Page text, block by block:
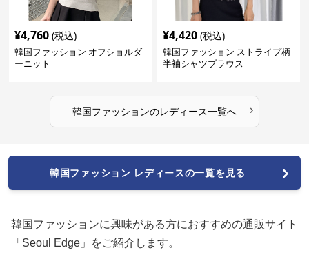
¥4,760 (税込)
韓国ファッション オフショルダ
ーニット
¥4,420 (税込)
韓国ファッション ストライプ柄
半袖シャツブラウス
韓国ファッションのレディース一覧へ ›
韓国ファッション レディースの一覧を見る
韓国ファッションに興味がある方におすすめの通販サイト
「Seoul Edge」をご紹介します。